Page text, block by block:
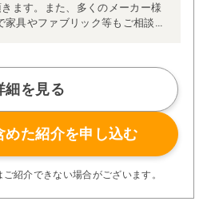
ます。また、多くのメーカー様
具やファブリック等もご相談い
下さい。
細を見る
めた紹介を申し込む
紹介できない場合がございます。